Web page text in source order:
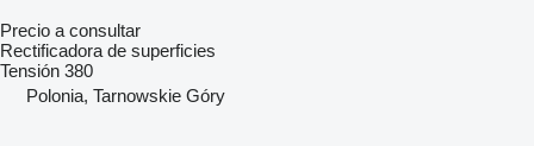
Precio a consultar
Rectificadora de superficies
Tensión 380
Polonia, Tarnowskie Góry